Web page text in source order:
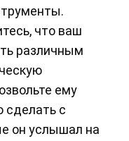
что ваш
различным
ему
сделать с
он услышал на